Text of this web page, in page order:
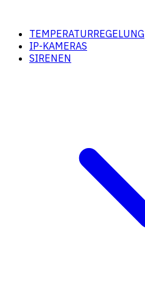
TEMPERATURREGELUNG
IP-KAMERAS
SIRENEN